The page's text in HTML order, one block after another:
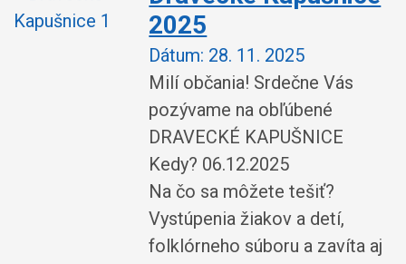
2025
Dátum: 28. 11. 2025
Milí občania! Srdečne Vás
pozývame na obľúbené
DRAVECKÉ KAPUŠNICE
Kedy? 06.12.2025
Na čo sa môžete tešiť?
Vystúpenia žiakov a detí,
folklórneho súboru a zavíta aj